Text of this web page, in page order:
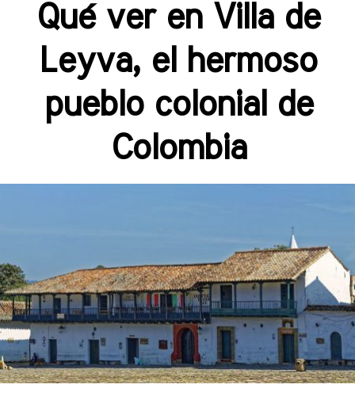
Qué ver en Villa de
Leyva, el hermoso
pueblo colonial de
Colombia